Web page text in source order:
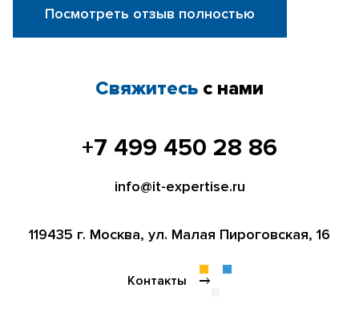
Посмотреть отзыв полностью
Свяжитесь с нами
+7 499 450 28 86
info@it-expertise.ru
119435 г. Москва, ул. Малая Пироговская, 16
Контакты